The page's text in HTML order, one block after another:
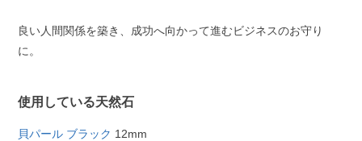
良い人間関係を築き、成功へ向かって進むビジネスのお守り
に。
使用している天然石
貝パール ブラック 12mm